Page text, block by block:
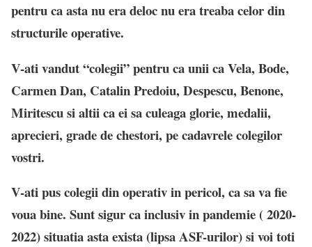
pentru ca asta nu era deloc nu era treaba celor din
structurile operative.
V-ati vandut “colegii” pentru ca unii ca Vela, Bode,
Carmen Dan, Catalin Predoiu, Despescu, Benone,
Miritescu si altii ca ei sa culeaga glorie, medalii,
aprecieri, grade de chestori, pe cadavrele colegilor
vostri.
V-ati pus colegii din operativ in pericol, ca sa va fie
voua bine. Sunt sigur ca inclusiv in pandemie ( 2020-
2022) situatia asta exista (lipsa ASF-urilor) si voi toti